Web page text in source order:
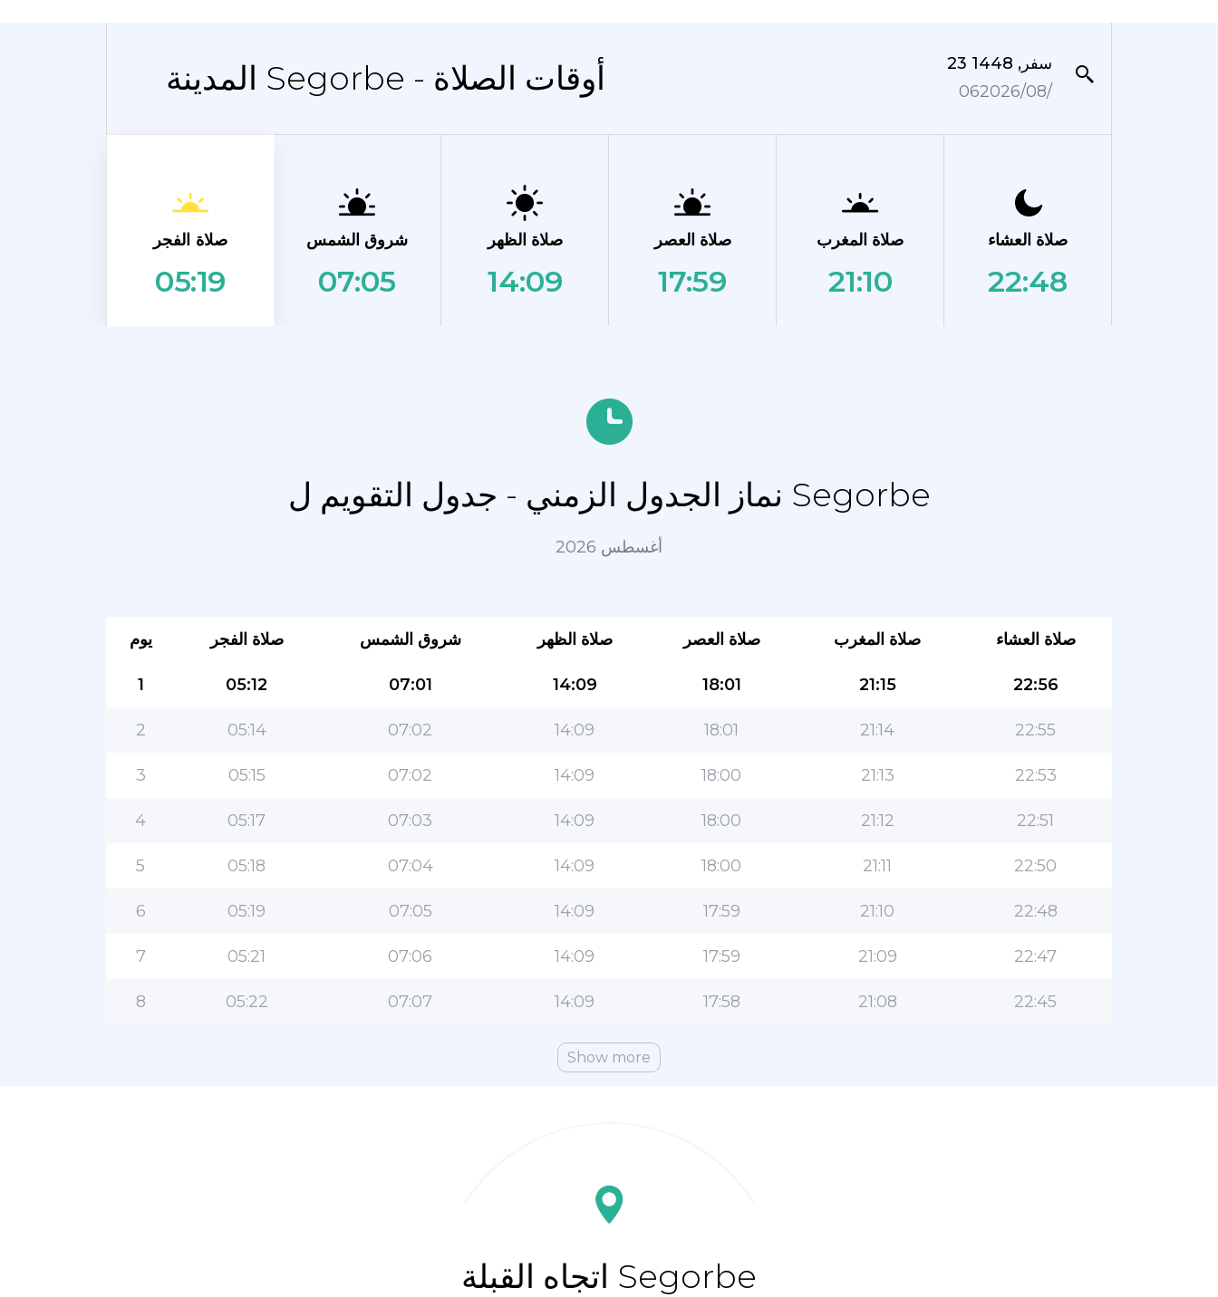
المدينة Segorbe - أوقات الصلاة
23 سفر, 1448
06‏/08‏/2026
صلاة الفجر
05:19
شروق الشمس
07:05
صلاة الظهر
14:09
صلاة العصر
17:59
صلاة المغرب
21:10
صلاة العشاء
22:48
نماز الجدول الزمني - جدول التقويم ل Segorbe
أغسطس 2026
يوم صلاة الفجر شروق الشمس صلاة الظهر صلاة العصر صلاة المغرب صلاة العشاء
1 05:12 07:01 14:09 18:01 21:15 22:56
2 05:14 07:02 14:09 18:01 21:14 22:55
3 05:15 07:02 14:09 18:00 21:13 22:53
4 05:17 07:03 14:09 18:00 21:12 22:51
5 05:18 07:04 14:09 18:00 21:11 22:50
6 05:19 07:05 14:09 17:59 21:10 22:48
7 05:21 07:06 14:09 17:59 21:09 22:47
8 05:22 07:07 14:09 17:58 21:08 22:45
Show more
اتجاه القبلة Segorbe
التطبيق الأكثر شعبية للمسلمين!
التطبيق الإسلامي الشهير لنمط الحياة ، مع ميزات سهلة